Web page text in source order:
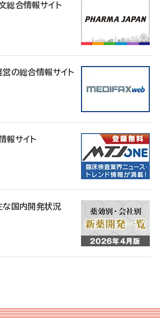
総合情報サイト
営の総合情報サイト
報サイト
な国内開発状況